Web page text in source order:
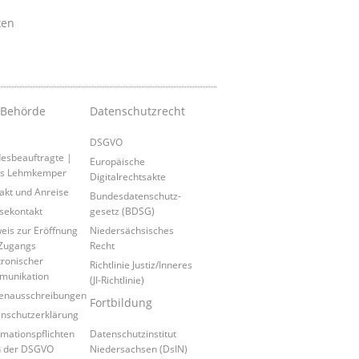
|
Lehmkemper
und Anreise
zur Eröffnung
DSGVO
Datenschutzrecht
DSGVO
Europäische
Digitalrechtsakte
Bundesdatenschutz-
gesetz (BDSG)
Niedersächsisches
Recht
Richtlinie Justiz/Inneres
(JI-Richtlinie)
Fortbildung
Datenschutzinstitut
Niedersachsen (DsIN)